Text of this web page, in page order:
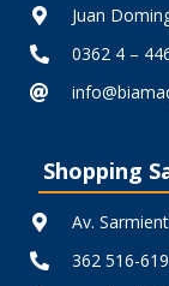
Juan
0362 4 –
Shopping
Av.
362 516-